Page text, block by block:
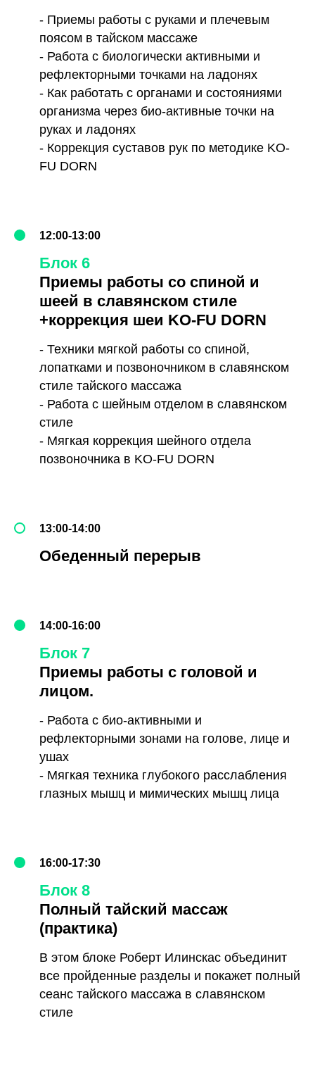
- Приемы работы с руками и плечевым
поясом в тайском массаже
- Работа с биологически активными и
рефлекторными точками на ладонях
- Как работать с органами и состояниями
организма через био-активные точки на
руках и ладонях
- Коррекция суставов рук по методике KO-
FU DORN
12:00-13:00
Блок 6
Приемы работы со спиной и
шеей в славянском стиле
+коррекция шеи KO-FU DORN
- Техники мягкой работы со спиной,
лопатками и позвоночником в славянском
стиле тайского массажа
- Работа с шейным отделом в славянском
стиле
- Мягкая коррекция шейного отдела
позвоночника в KO-FU DORN
13:00-14:00
Обеденный перерыв
14:00-16:00
Блок 7
Приемы работы с головой и
лицом.
- Работа с био-активными и
рефлекторными зонами на голове, лице и
ушах
- Мягкая техника глубокого расслабления
глазных мышц и мимических мышц лица
16:00-17:30
Блок 8
Полный тайский массаж
(практика)
В этом блоке Роберт Илинскас объединит
все пройденные разделы и покажет полный
сеанс тайского массажа в славянском
стиле